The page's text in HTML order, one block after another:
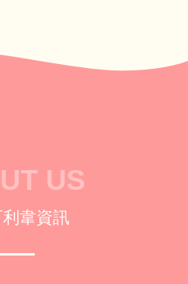
US
韋資訊